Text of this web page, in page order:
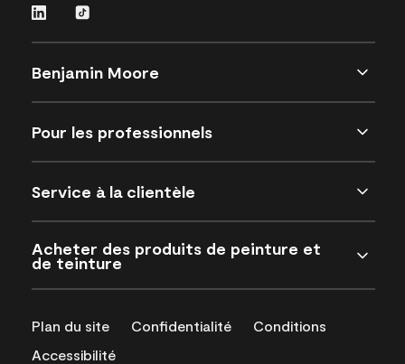
Benjamin Moore
Pour les professionnels
Service à la clientèle
Acheter des produits de peinture et
de teinture
Plan du site Confidentialité
Conditions
Accessibilité